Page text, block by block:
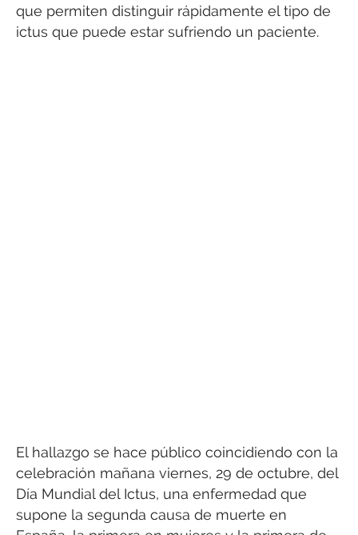
que permiten distinguir rápidamente el tipo de
ictus que puede estar sufriendo un paciente.
El hallazgo se hace público coincidiendo con la
celebración mañana viernes, 29 de octubre, del
Día Mundial del Ictus, una enfermedad que
supone la segunda causa de muerte en